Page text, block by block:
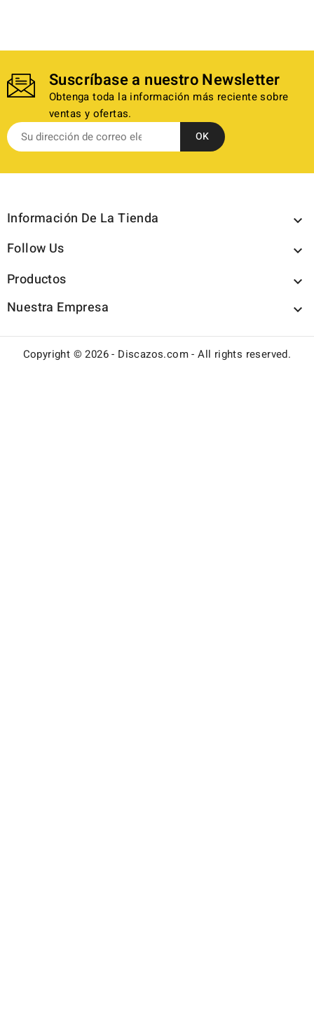
Suscríbase a nuestro Newsletter
Obtenga toda la información más reciente sobre
ventas y ofertas.
Información De La Tienda 
Follow Us 
Productos 
Nuestra Empresa 
Copyright © 2026 - Discazos.com - All rights reserved.